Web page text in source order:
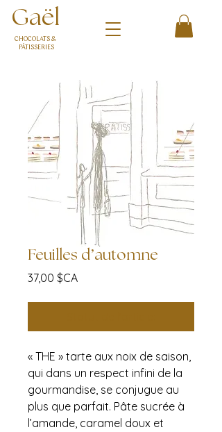
Gaël
CHOCOLATS &
PÂTISSERIES
Feuilles d’automne
37,00 $CAPrix
« THE » tarte aux noix de saison,
qui dans un respect infini de la
gourmandise, se conjugue au
plus que parfait. Pâte sucrée à
l’amande, caramel doux et